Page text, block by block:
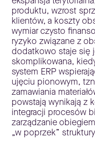
produktu, wzrost
klientów, a koszty
wymiar czysto
ryzyko związane z
dodatkowo staje się
skomplikowana,
system ERP
ujęciu pionowym,
zamawiania
powstają wynikają z
integracji procesów
zarządzanie
„w poprzek”